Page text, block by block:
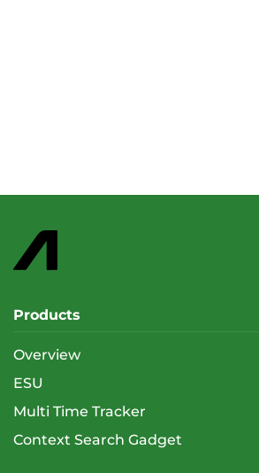
Products
Overview
ESU
Multi Time Tracker
Context Search Gadget